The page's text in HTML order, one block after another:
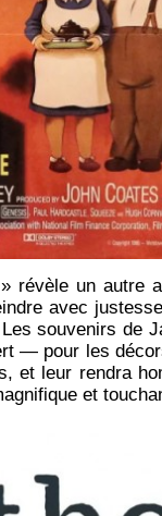
révèle un autre
avec
souvenirs de
— pour les
et leur rendra
et